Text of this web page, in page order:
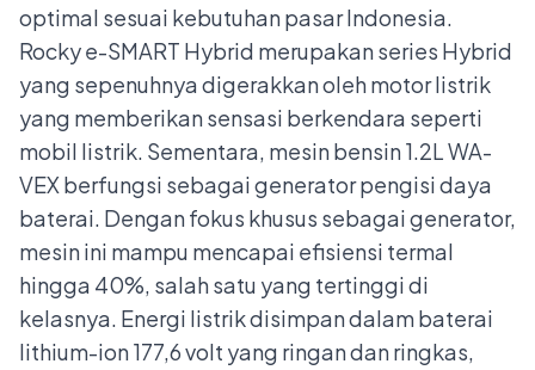
optimal sesuai kebutuhan pasar Indonesia.
Rocky e-SMART Hybrid merupakan series Hybrid
yang sepenuhnya digerakkan oleh motor listrik
yang memberikan sensasi berkendara seperti
mobil listrik. Sementara, mesin bensin 1.2L WA-
VEX berfungsi sebagai generator pengisi daya
baterai. Dengan fokus khusus sebagai generator,
mesin ini mampu mencapai efisiensi termal
hingga 40%, salah satu yang tertinggi di
kelasnya. Energi listrik disimpan dalam baterai
lithium-ion 177,6 volt yang ringan dan ringkas,